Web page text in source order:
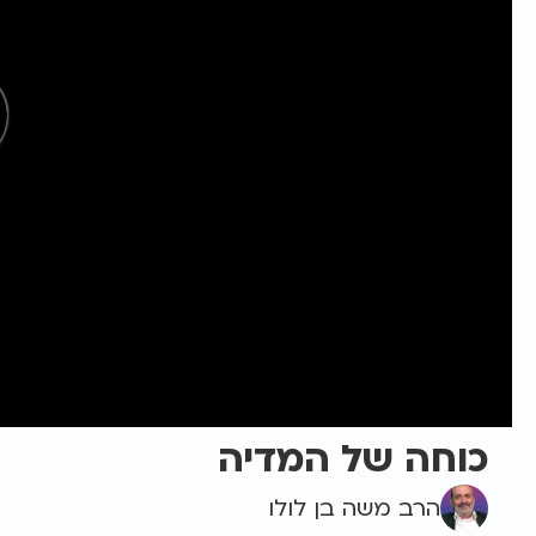
כוחה של המדיה
הרב משה בן לולו